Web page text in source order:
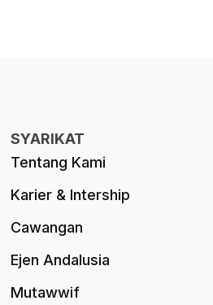
SYARIKAT
Tentang Kami
Karier & Intership
Cawangan
Ejen Andalusia
Mutawwif